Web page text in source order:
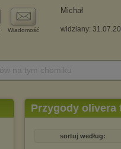
Wiadomość
Michał
widziany:
Przygody olivera
sortuj według: